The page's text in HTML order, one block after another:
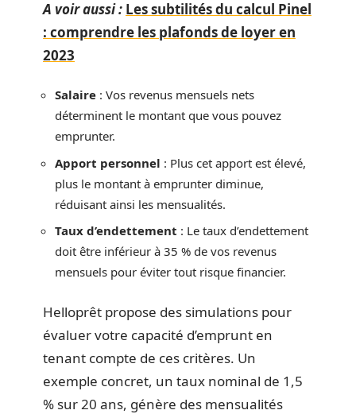
A voir aussi : Les subtilités du calcul Pinel
: comprendre les plafonds de loyer en
2023
Salaire : Vos revenus mensuels nets
déterminent le montant que vous pouvez
emprunter.
Apport personnel : Plus cet apport est élevé,
plus le montant à emprunter diminue,
réduisant ainsi les mensualités.
Taux d’endettement : Le taux d’endettement
doit être inférieur à 35 % de vos revenus
mensuels pour éviter tout risque financier.
Helloprêt propose des simulations pour
évaluer votre capacité d’emprunt en
tenant compte de ces critères. Un
exemple concret, un taux nominal de 1,5
% sur 20 ans, génère des mensualités